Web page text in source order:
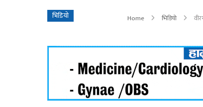
भिडियो Home भिडियो